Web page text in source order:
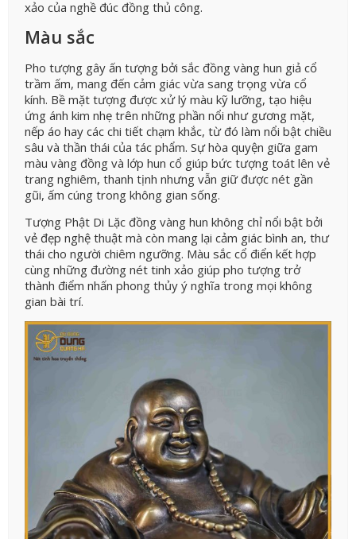
xảo của nghề đúc đồng thủ công.
Màu sắc
Pho tượng gây ấn tượng bởi sắc đồng vàng hun giả cổ
trầm ấm, mang đến cảm giác vừa sang trọng vừa cổ
kính. Bề mặt tượng được xử lý màu kỹ lưỡng, tạo hiệu
ứng ánh kim nhẹ trên những phần nổi như gương mặt,
nếp áo hay các chi tiết chạm khắc, từ đó làm nổi bật chiều
sâu và thần thái của tác phẩm. Sự hòa quyện giữa gam
màu vàng đồng và lớp hun cổ giúp bức tượng toát lên vẻ
trang nghiêm, thanh tịnh nhưng vẫn giữ được nét gần
gũi, ấm cúng trong không gian sống.
Tượng Phật Di Lặc đồng vàng hun không chỉ nổi bật bởi
vẻ đẹp nghệ thuật mà còn mang lại cảm giác bình an, thư
thái cho người chiêm ngưỡng. Màu sắc cổ điển kết hợp
cùng những đường nét tinh xảo giúp pho tượng trở
thành điểm nhấn phong thủy ý nghĩa trong mọi không
gian bài trí.